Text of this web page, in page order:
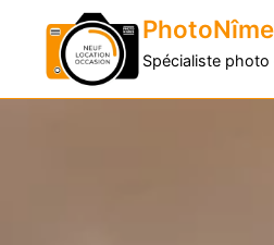
Spécialiste